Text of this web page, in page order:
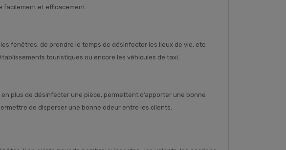
facilement et efficacement.
fenêtres, de prendre le temps de désinfecter les lieux de vie, etc.
touristiques ou encore les véhicules de taxi.
plus de désinfecter une pièce, permettent d’apporter une bonne
de disperser une bonne odeur entre les clients.